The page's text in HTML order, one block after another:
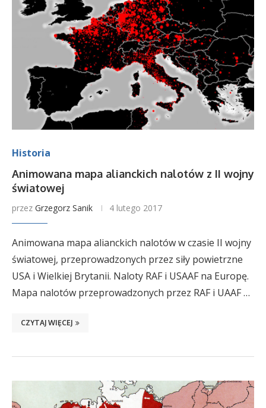
Historia
Animowana mapa alianckich nalotów z II wojny
światowej
przez Grzegorz Sanik 4 lutego 2017
Animowana mapa alianckich nalotów w czasie II wojny
światowej, przeprowadzonych przez siły powietrzne
USA i Wielkiej Brytanii. Naloty RAF i USAAF na Europę.
Mapa nalotów przeprowadzonych przez RAF i UAAF …
CZYTAJ WIĘCEJ